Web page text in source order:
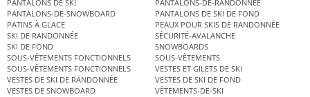
PANTALONS DE SKI
PANTALONS-DE-RANDONNEE
PANTALONS-DE-SNOWBOARD
PANTALONS DE SKI DE FOND
PATINS À GLACE
PEAUX POUR SKIS DE RANDONNÉE
SKI DE RANDONNÉE
SÉCURITÉ-AVALANCHE
SKI DE FOND
SNOWBOARDS
SOUS-VÊTEMENTS FONCTIONNELS
SOUS-VÊTEMENTS
SOUS-VÊTEMENTS FONCTIONNELS
VESTES ET GILETS DE SKI
VESTES DE SKI DE RANDONNÉE
VESTES DE SKI DE FOND
VESTES DE SNOWBOARD
VÊTEMENTS-DE-SKI